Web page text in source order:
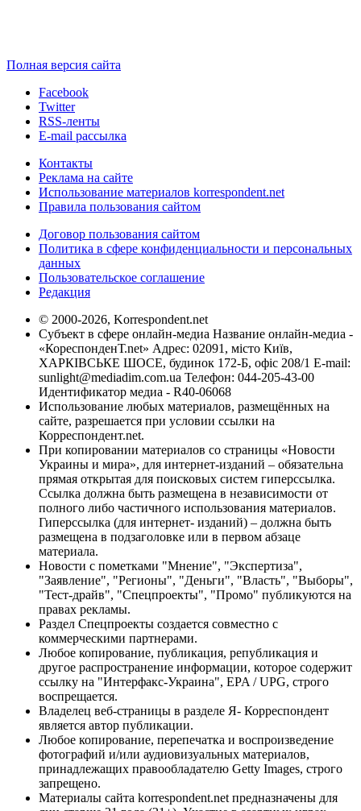
Полная версия сайта
Facebook
Twitter
RSS-ленты
E-mail рассылка
Контакты
Реклама на сайте
Использование материалов korrespondent.net
Правила пользования сайтом
Договор пользования сайтом
Политика в сфере конфиденциальности и персональных
данных
Пользовательское соглашение
Редакция
© 2000-2026, Korrespondent.net
Субъект в сфере онлайн-медиа Название онлайн-медиа -
«КореспонденТ.net» Адрес: 02091, місто Київ,
ХАРКІВСЬКЕ ШОСЕ, будинок 172-Б, офіс 208/1 E-mail:
sunlight@mediadim.com.ua Телефон: 044-205-43-00
Идентификатор медиа - R40-06068
Использование любых материалов, размещённых на
сайте, разрешается при условии ссылки на
Корреспондент.net.
При копировании материалов со страницы «Новости
Украины и мира», для интернет-изданий – обязательна
прямая открытая для поисковых систем гиперссылка.
Ссылка должна быть размещена в независимости от
полного либо частичного использования материалов.
Гиперссылка (для интернет- изданий) – должна быть
размещена в подзаголовке или в первом абзаце
материала.
Новости с пометками "Мнение", "Экспертиза",
"Заявление", "Регионы", "Деньги", "Власть", "Выборы",
"Тест-драйв", "Спецпроекты", "Промо" публикуются на
правах рекламы.
Раздел Спецпроекты создается совместно с
коммерческими партнерами.
Любое копирование, публикация, републикация и
другое распространение информации, которое содержит
ссылку на "Интерфакс-Украина", EPA / UPG, строго
воспрещается.
Владелец веб-страницы в разделе Я- Корреспондент
является автор публикации.
Любое копирование, перепечатка и воспроизведение
фотографий и/или аудиовизуальных материалов,
принадлежащих правообладателю Getty Images, строго
запрещено.
Материалы сайта korrespondent.net предназначены для